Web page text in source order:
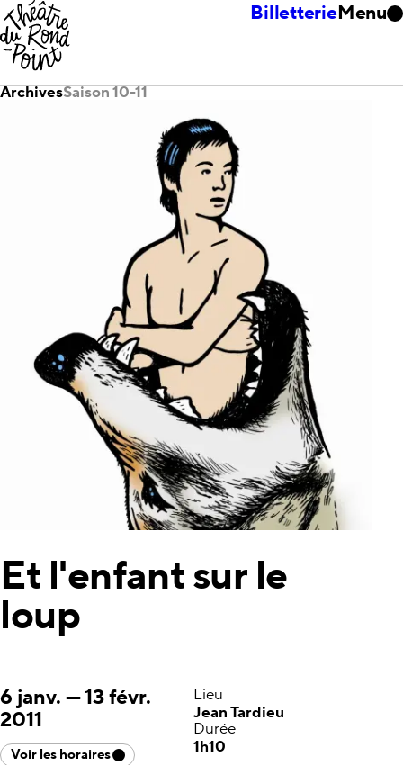
BilletterieMenu
ArchivesSaison 10-11
Et l'enfant sur le
loup
6 janv. —13 févr.
2011
Voir les horaires
Lieu
Jean Tardieu
Durée
1h10